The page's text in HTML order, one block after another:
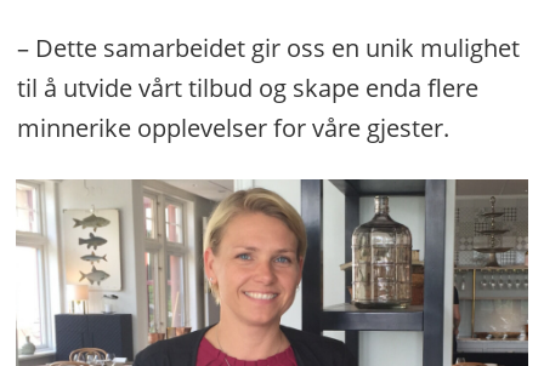
– Dette samarbeidet gir oss en unik mulighet
til å utvide vårt tilbud og skape enda flere
minnerike opplevelser for våre gjester.